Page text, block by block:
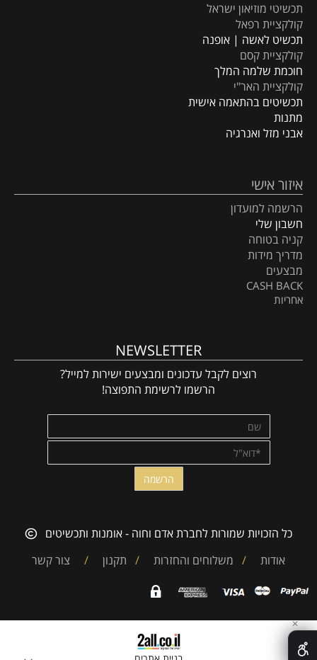
תכשיטי מוזיאון ישראל
קולקציית רפאל
תכשיט לאשה | אופנה
קולקציית קסם
חוכמת שלמה המלך
קולקציית האר"י
תכשיטים בהתאמה אישית
מתנות
אבני מזל ואנרגיה
איזור אישי
הרשמה למועדון
חשבון שלי
קניה בטוחה
מדריך מידות
מבצעים
CASH BACK
אחריות
NEWSLETTER
רוצים לקבל עדכונים ומבצעים ישירות למייל?
הרשמו לרשימת התפוצה!
כל הזכויות שמורות לחברת אדם וחוה - אומנות ותכשיטים
אודות
/ משלוחים והחזרות / תקנון / צור קשר
✕